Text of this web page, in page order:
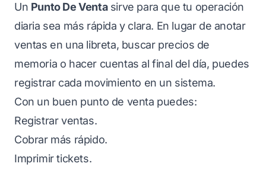
Un Punto De Ventasirve para que tu operación
diaria sea más rápida y clara. En lugar de anotar
ventas en una libreta, buscar precios de
memoria o hacer cuentas al final del día, puedes
registrar cada movimiento en un sistema.
Con un buen punto de venta puedes:
Registrar ventas.
Cobrar más rápido.
Imprimir tickets.